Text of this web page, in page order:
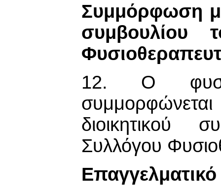
Συμμόρφωση
συμβουλίου
12. Ο
διοικητικού
Συλλόγου